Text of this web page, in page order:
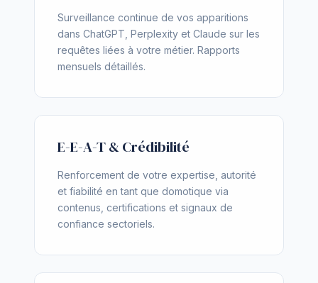
Surveillance continue de vos apparitions
dans ChatGPT, Perplexity et Claude sur les
requêtes liées à votre métier. Rapports
mensuels détaillés.
E-E-A-T & Crédibilité
Renforcement de votre expertise, autorité
et fiabilité en tant que domotique via
contenus, certifications et signaux de
confiance sectoriels.